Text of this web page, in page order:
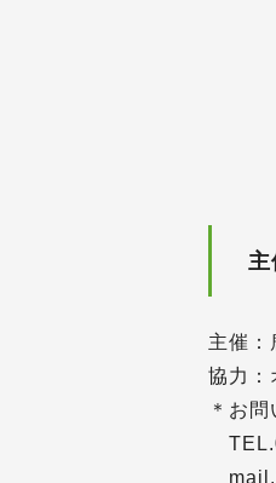
主
主催：
協力：
＊お